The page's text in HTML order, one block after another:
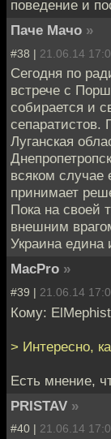
поведение и
Паче Мачо »
#38 | 21.06.14
Сегодня по
встрече с
собирается и
сепаратистов.
Луганская
всяком случае
принимает
Пока на своей
внешним
Украина едина
MacPro »
#39 | 21.06.14
Кому:
> Интересно,
Есть мнение,
PRISTAV »
#40 | 21.06.14